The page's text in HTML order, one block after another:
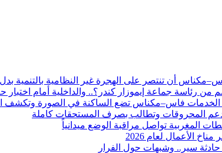
أن تنتصر على الهجرة غير النظامية بالتنمية بدل
جماعة إيموزار كندر؟.. والداخلية أمام اختبار
الخدمات فاس–مكناس تضع الساكنة في الصورة وتكشف
دعم المحروقات وتطالب بصرف المستحقات كاملة
المغربية تواصل مراقبة الوضع ميدانياً
سير.. وشبهات حول الفرار